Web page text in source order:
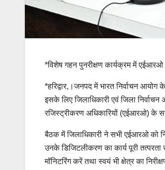
*विशेष गहन पुनरीक्षण कार्यक्रम में एईआरओ
*हरिद्वार,।जनपद में भारत निर्वाचन आयोग
इसके लिए जिलाधिकारी एवं जिला निर्वाचन
रजिस्ट्रीकरण अधिकारियों (एईआरओ) के
बैठक में जिलाधिकारी ने सभी एईआरओ को
उनके डिजिटलीकरण का कार्य पूरी
मॉनिटरिंग करें तथा स्वयं भी क्षेत्र का